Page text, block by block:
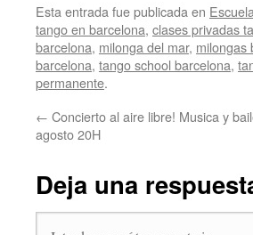
Esta entrada fue publicada en
tango en barcelona, clases privadas
barcelona, milonga del mar, milongas
barcelona, tango school barcelona,
permanente.
← Concierto al aire libre! Musica y
agosto 20H
Deja una